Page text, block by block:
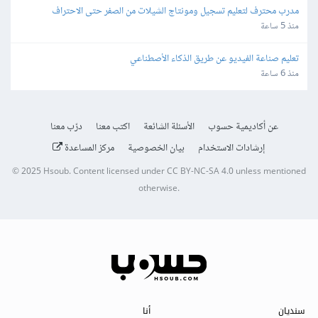
مدرب محترف لتعليم تسجيل ومونتاج الشيلات من الصفر حتى الاحتراف
منذ 5 ساعة
تعليم صناعة الفيديو عن طريق الذكاء الأصطناعي
منذ 6 ساعة
عن أكاديمية حسوب الأسئلة الشائعة اكتب معنا
درّب معنا
إرشادات الاستخدام
بيان الخصوصية مركز المساعدة
© 2025 Hsoub.Content licensed underCC BY-NC-SA 4.0unless mentioned
otherwise.